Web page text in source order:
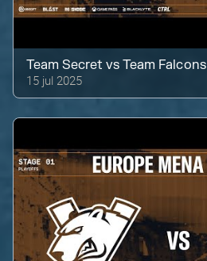
Team Secret vsTeam Falcons
15 jul 2025